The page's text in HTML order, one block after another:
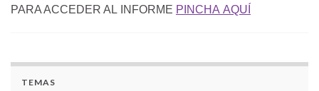
PARA ACCEDER AL INFORME PINCHA AQUÍ
TEMAS